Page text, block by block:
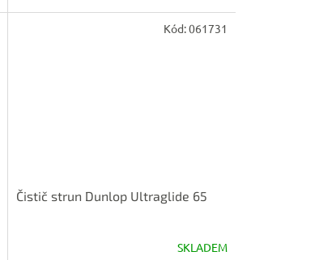
Čistič strun Dunlop Ultraglide 65
SKLADEM
Kód:061731